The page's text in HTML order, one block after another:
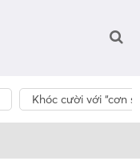
Khóc cười với “cơn